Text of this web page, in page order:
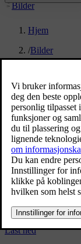
Bilder
Hjem
/Bilder
Volvo
Exterior
9/3/2024
Bokmerke
Del
Last ned